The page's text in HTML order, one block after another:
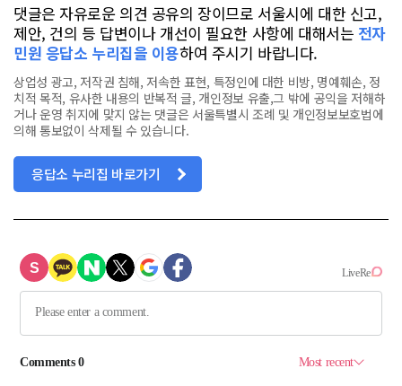
댓글은 자유로운 의견 공유의 장이므로 서울시에 대한 신고,
제안, 건의 등 답변이나 개선이 필요한 사항에 대해서는 전자
민원 응답소 누리집을 이용하여 주시기 바랍니다.
상업성 광고, 저작권 침해, 저속한 표현, 특정인에 대한 비방, 명예훼손, 정
치적 목적, 유사한 내용의 반복적 글, 개인정보 유출,그 밖에 공익을 저해하
거나 운영 취지에 맞지 않는 댓글은 서울특별시 조례 및 개인정보보호법에
의해 통보없이 삭제될 수 있습니다.
응답소 누리집 바로가기